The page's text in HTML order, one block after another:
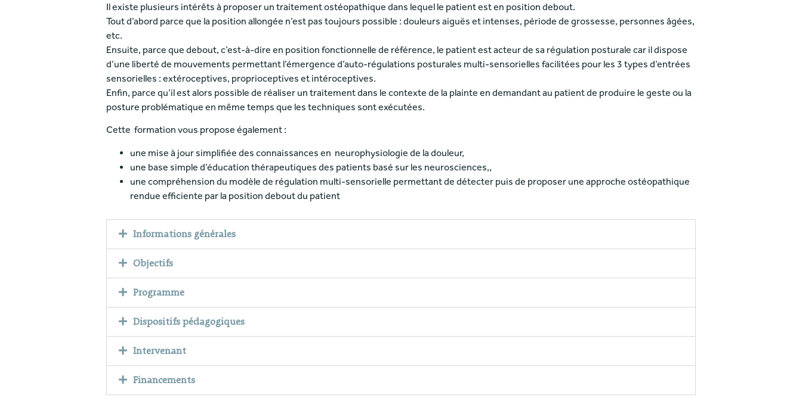
Il existe plusieurs intérêts à proposer un traitement ostéopathique dans lequel le patient est en position debout.
Tout d’abord parce que la position allongée n’est pas toujours possible : douleurs aiguës et intenses, période de grossesse, personnes âgées,
etc.
Ensuite, parce que debout, c’est-à-dire en position fonctionnelle de référence, le patient est acteur de sa régulation posturale car il dispose
d’une liberté de mouvements permettant l’émergence d’auto-régulations posturales multi-sensorielles facilitées pour les 3 types d’entrées
sensorielles : extéroceptives, proprioceptives et intéroceptives.
Enfin, parce qu’il est alors possible de réaliser un traitement dans le contexte de la plainte en demandant au patient de produire le geste ou la
posture problématique en même temps que les techniques sont exécutées.
Cette formation vous propose également :
une mise à jour simplifiée des connaissances en neurophysiologie de la douleur,
une base simple d’éducation thérapeutiques des patients basé sur les neurosciences,,
une compréhension du modèle de régulation multi-sensorielle permettant de détecter puis de proposer une approche ostéopathique
rendue efficiente par la position debout du patient
Informations générales
Objectifs
Programme
Dispositifs pédagogiques
Intervenant
Financements